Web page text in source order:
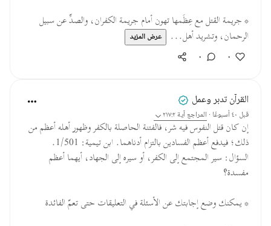
* جريمة القتل مع عِظَمها تهون أمام جريمة الكفران، والصدِّ عن سبيل
الرحمان، وتشريد أهل...
عرض المزيد
٠ ٠
القرآن تدبر وعمل
قبل ٤٠ أسبوعًا · المراجعآية ٢١٧:٢
إن كان قتل النفوس فيه شر، فالفتنة الحاصلة بالكفر وظهور أهله أعظم من
ذلك؛ فيدفع أعظم الفسادين بالتزام أدناهما. ابن تيمية: 1/501.
السؤال: سير المجتمع إلى الكفر، أو سيره إلى الجهاد، أيهما أعظم
مفسدة؟
* يمكنك وضع إجابتك عن الأسئلة في التعليقات حتى تعمّ الفائدة